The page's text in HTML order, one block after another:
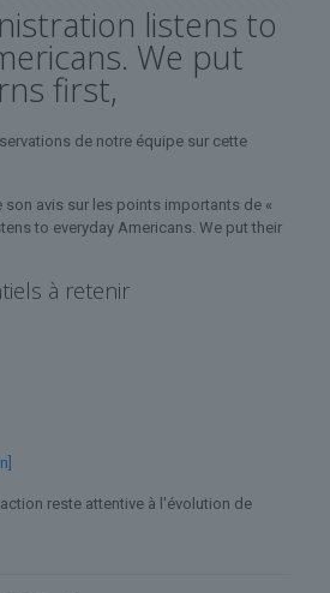
listens to
We put
first,
de notre équipe sur cette
avis sur les points importants de «
to everyday Americans. We put their
à retenir
reste attentive à l'évolution de